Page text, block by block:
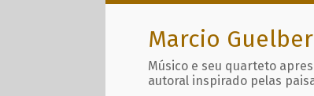
Marcio
Músico e seu quarteto
autoral inspirado pelas